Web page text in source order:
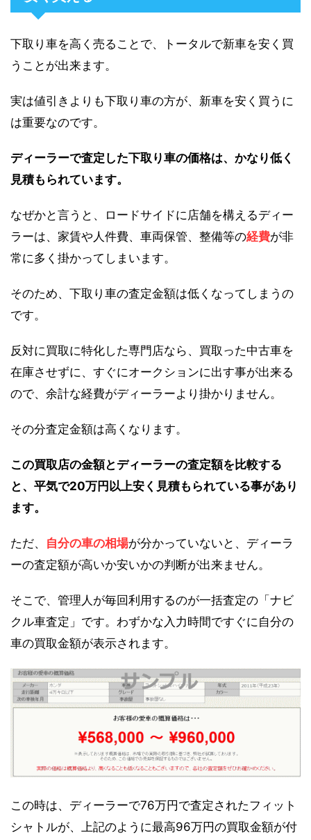
下取り車を高く売ることで、トータルで新車を安く買
うことが出来ます。
実は値引きよりも下取り車の方が、新車を安く買うに
は重要なのです。
ディーラーで査定した下取り車の価格は、かなり低く
見積もられています。
なぜかと言うと、ロードサイドに店舗を構えるディー
ラーは、家賃や人件費、車両保管、整備等の経費が非
常に多く掛かってしまいます。
そのため、下取り車の査定金額は低くなってしまうの
です。
反対に買取に特化した専門店なら、買取った中古車を
在庫させずに、すぐにオークションに出す事が出来る
ので、余計な経費がディーラーより掛かりません。
その分査定金額は高くなります。
この買取店の金額とディーラーの査定額を比較する
と、平気で20万円以上安く見積もられている事があり
ます。
ただ、 自分の車の相場が分かっていないと、ディーラ
ーの査定額が高いか安いかの判断が出来ません。
そこで、管理人が毎回利用するのが一括査定の「ナビ
クル車査定」です。わずかな入力時間ですぐに自分の
車の買取金額が表示されます。
この時は、ディーラーで76万円で査定されたフィット
シャトルが、上記のように最高96万円の買取金額が付